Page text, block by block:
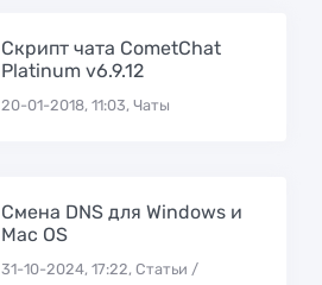
Скрипт чата CometChat
Platinum v6.9.12
20-01-2018, 11:03, Чаты
Смена DNS для Windows и
Mac OS
31-10-2024, 17:22, Статьи /